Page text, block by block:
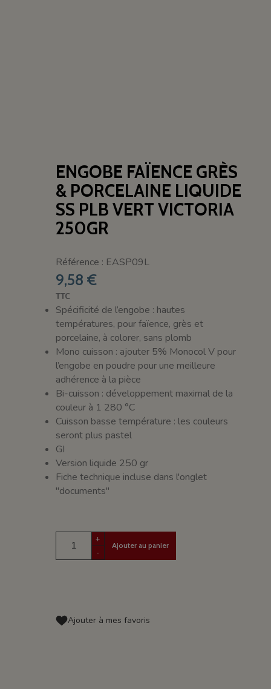
ENGOBE FAÏENCE GRÈS
& PORCELAINE LIQUIDE
SS PLB VERT VICTORIA
250GR
Référence : EASP09L
9,58 €
TTC
Spécificité de l’engobe : hautes
températures, pour faïence, grès et
porcelaine, à colorer, sans plomb
Mono cuisson : ajouter 5% Monocol V pour
l’engobe en poudre pour une meilleure
adhérence à la pièce
Bi-cuisson : développement maximal de la
couleur à 1 280 °C
Cuisson basse température : les couleurs
seront plus pastel
GI
Version liquide 250 gr
Fiche technique incluse dans l'onglet
"documents"
+
-
Ajouter au panier
Ajouter à mes favoris